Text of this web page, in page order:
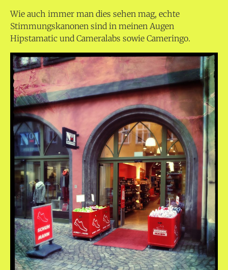
Wie auch immer man dies sehen mag, echte
Stimmungskanonen sind in meinen Augen
Hipstamatic und Cameralabs sowie Cameringo.